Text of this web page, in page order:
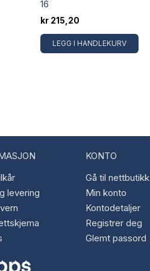
16
kr 215,20
LEGG I HANDLEKURV
levering
KONTO
Gå til nettbutikk
Min konto
Kontodetaljer
Registrer deg
Glemt passord